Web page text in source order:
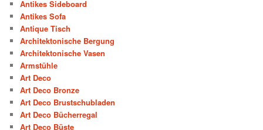
Antikes Sideboard
Antikes Sofa
Antique Tisch
Architektonische Bergung
Architektonische Vasen
Armstühle
Art Deco
Art Deco Bronze
Art Deco Brustschubladen
Art Deco Bücherregal
Art Deco Büste